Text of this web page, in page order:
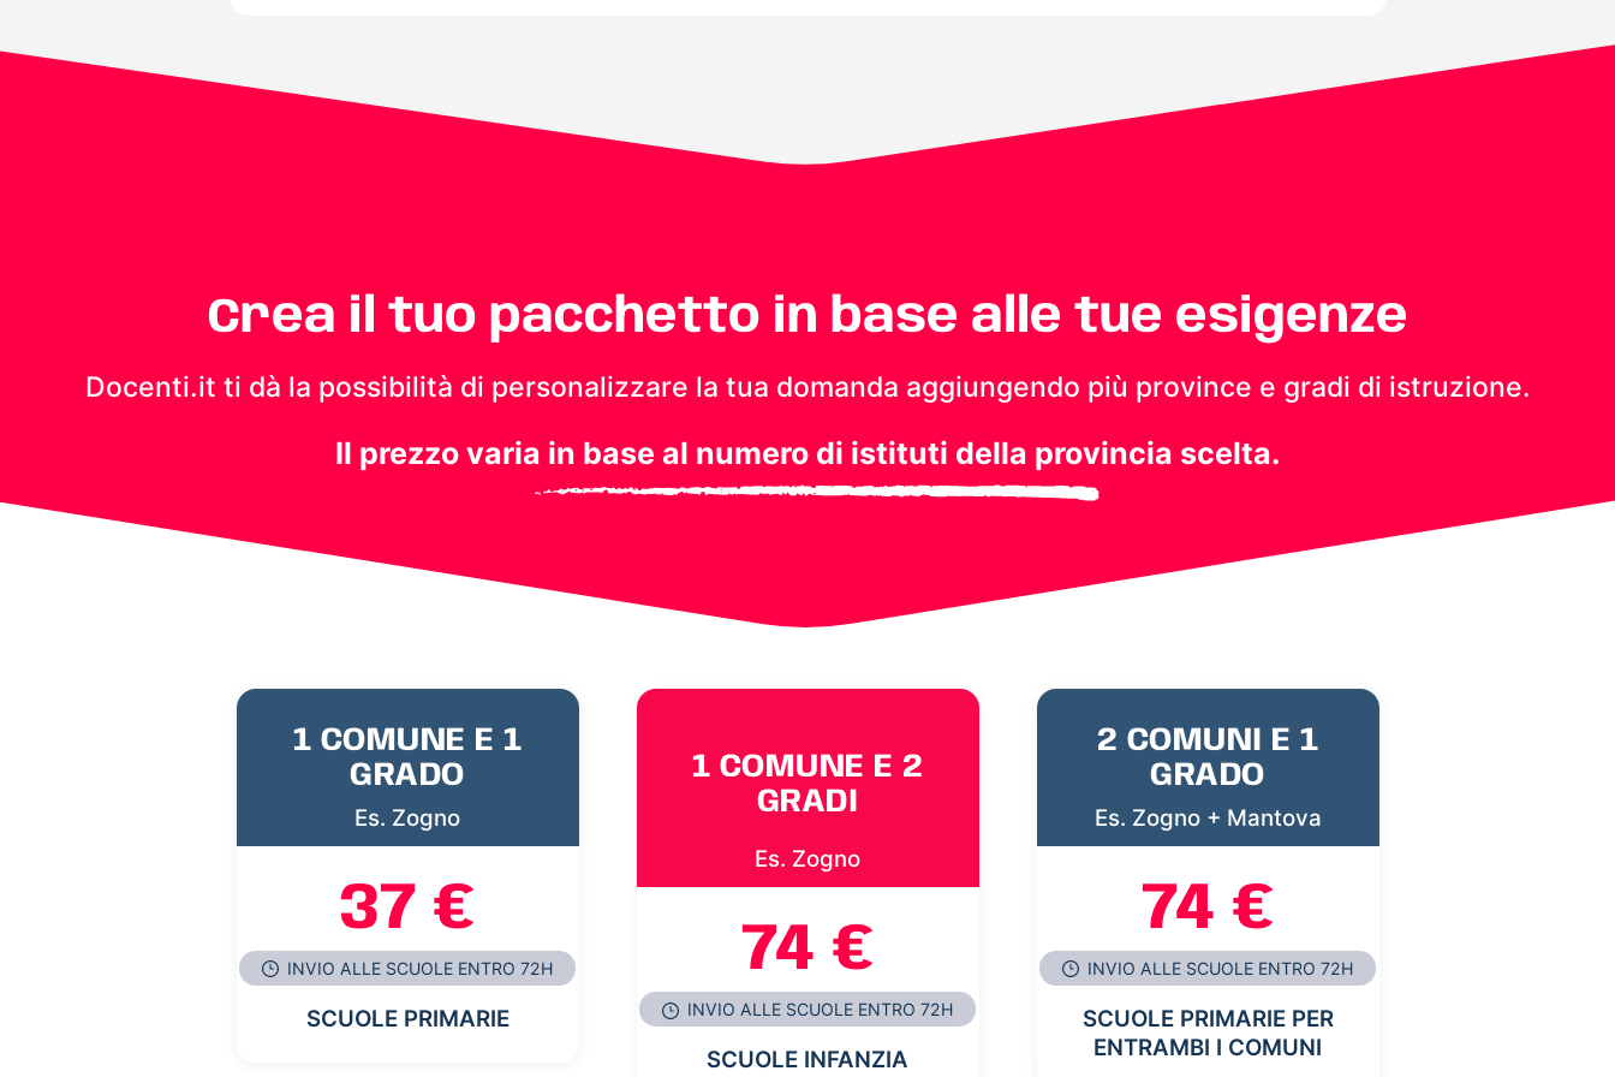
Crea il tuo pacchetto in base alle tue esigenze
Docenti.it ti dà la possibilità di personalizzare la tua domanda aggiungendo più province e gradi di istruzione.
Il prezzo varia in base al numero di istituti della provincia scelta.
1 COMUNE E 1
GRADO
Es. Zogno
37 €
INVIO ALLE SCUOLE ENTRO 72H
SCUOLE PRIMARIE
1 COMUNE E 2
GRADI
Es. Zogno
74 €
INVIO ALLE SCUOLE ENTRO 72H
SCUOLE INFANZIA
2 COMUNI E 1
GRADO
Es. Zogno + Mantova
74 €
INVIO ALLE SCUOLE ENTRO 72H
SCUOLE PRIMARIE PER
ENTRAMBI I COMUNI